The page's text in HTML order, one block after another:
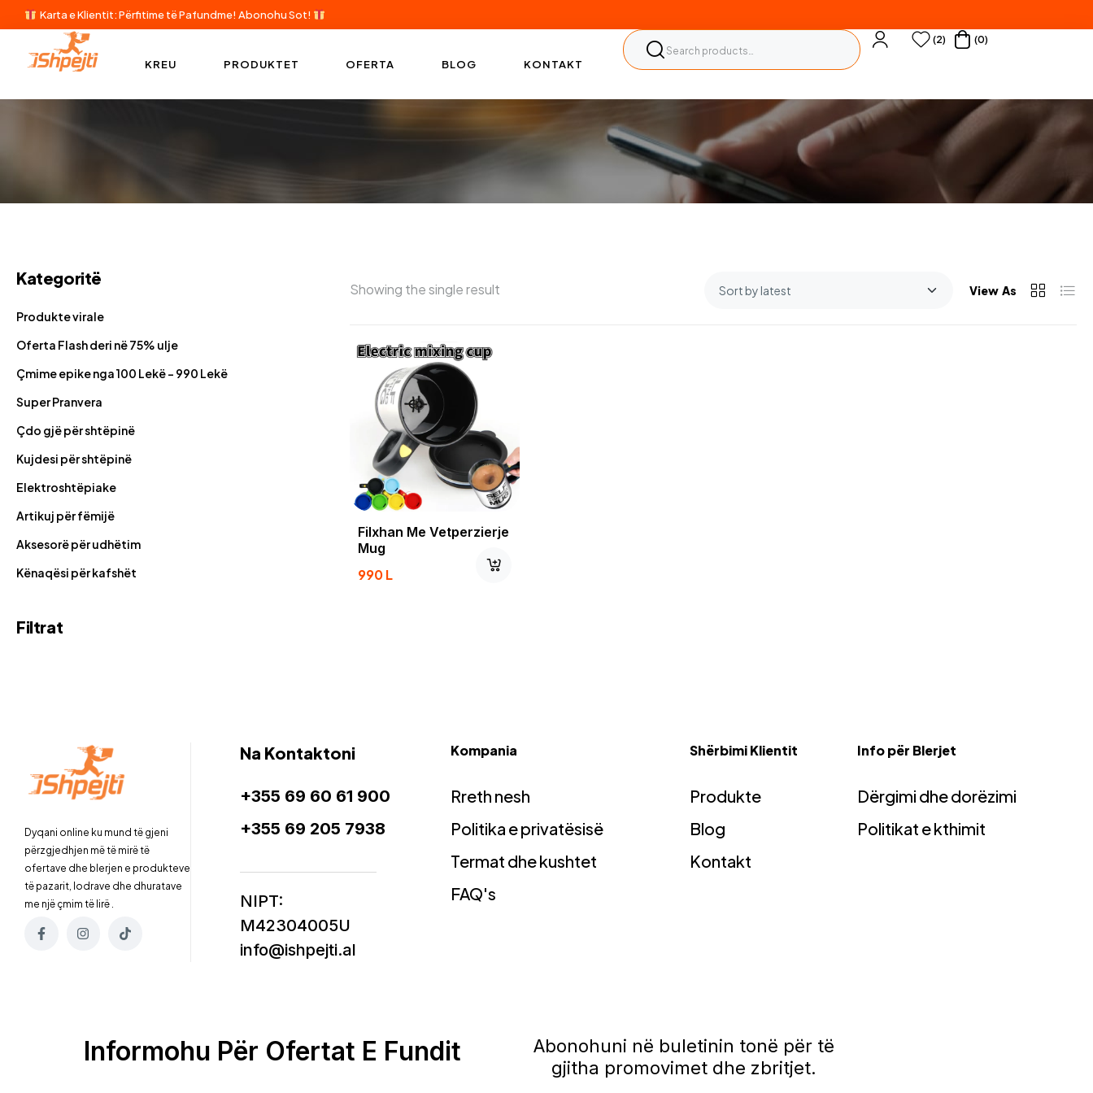
Karta e Klientit: Përfitime të Pafundme! Abonohu Sot!
KREU PRODUKTET OFERTA BLOG KONTAKT
(2) (0)
Showing the single result View As
Filxhan Me Vetperzierje
Mug
990L
Kategoritë
Produkte virale
Oferta Flash deri në 75% ulje
Çmime epike nga 100 Lekë - 990 Lekë
Super Pranvera
Çdo gjë për shtëpinë
Kujdesi për shtëpinë
Elektroshtëpiake
Artikuj për fëmijë
Aksesorë për udhëtim
Kënaqësi për kafshët
Filtrat
Dyqani online ku mund të gjeni
përzgjedhjen më të mirë të
ofertave dhe blerjen e produkteve
të pazarit, lodrave dhe dhuratave
me një çmim të lirë .
Na Kontaktoni
+355 69 60 61 900
+355 69 205 7938
NIPT:
M42304005U
info@ishpejti.al
Kompania
Rreth nesh
Politika e privatësisë
Termat dhe kushtet
FAQ's
Shërbimi Klientit
Produkte
Blog
Kontakt
Info për Blerjet
Dërgimi dhe dorëzimi
Politikat e kthimit
Informohu Për Ofertat E Fundit
Abonohuni në buletinin tonë për të
gjitha promovimet dhe zbritjet.